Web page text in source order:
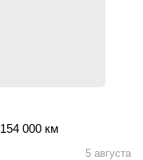
154 000 км
5 августа